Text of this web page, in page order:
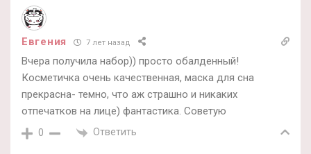
Евгения 7 лет назад
Вчера получила набор)) просто обалденный!
Косметичка очень качественная, маска для сна
прекрасна- темно, что аж страшно и никаких
отпечатков на лице) фантастика. Советую
0 Ответить